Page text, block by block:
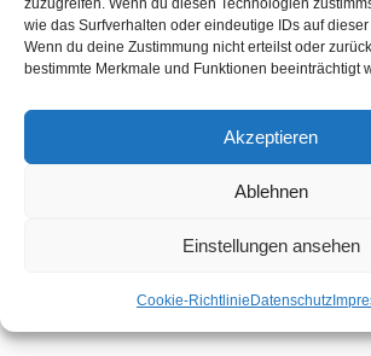
zuzugreifen. Wenn du diesen Technologien
wie das Surfverhalten oder eindeutige IDs auf
Wenn du deine Zustimmung nicht erteilst oder
bestimmte Merkmale und Funktionen beeinträchtigt
Akzeptieren
Ablehnen
Einstellungen ansehen
Cookie-Richtlinie Datenschutz
Treffern, Silber ging an Jonas Müller
und Bronze holte Jonah Fischer, der
Mal versenkte. Für die vier Torhüter,
Wettbewerb abwechselten, gab es ein
Elfmeterschießen nach den Regeln
Hier platzierten sich der Reihe nach
dem Sieger: Lars Dömer, Martin
Wettbewerbs gab es Pokale und